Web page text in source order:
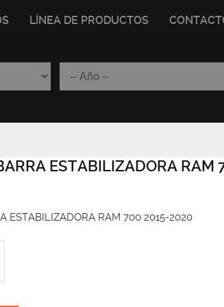
LÍNEA DE PRODUCTOS
ESTABILIZADORA RAM
ESTABILIZADORA RAM 700 2015-2020